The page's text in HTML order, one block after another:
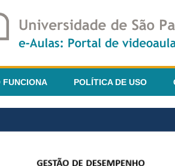
FUNCIONA POLÍTICA DE USO